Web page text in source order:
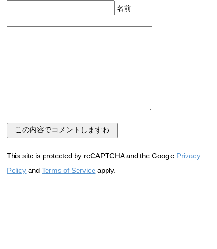
名前
This site is protected by reCAPTCHA and the Google Privacy
Policy andTerms of Service apply.